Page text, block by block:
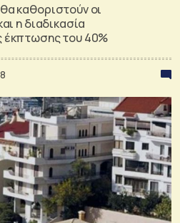
καθοριστούν οι
η διαδικασία
έκπτωσης του 40%